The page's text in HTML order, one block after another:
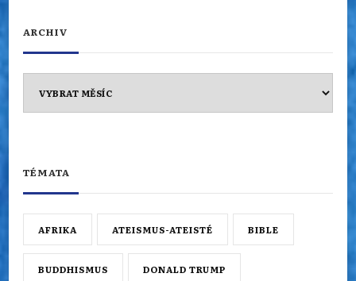
ARCHIV
TÉMATA
AFRIKA ATEISMUS-ATEISTÉ BIBLE
BUDDHISMUS DONALD TRUMP